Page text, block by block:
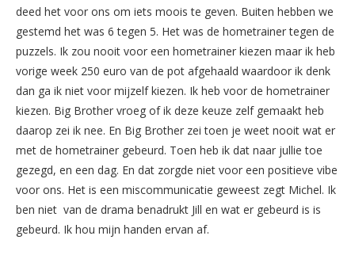
deed het voor ons om iets moois te geven. Buiten hebben we
gestemd het was 6 tegen 5. Het was de hometrainer tegen de
puzzels. Ik zou nooit voor een hometrainer kiezen maar ik heb
vorige week 250 euro van de pot afgehaald waardoor ik denk
dan ga ik niet voor mijzelf kiezen. Ik heb voor de hometrainer
kiezen. Big Brother vroeg of ik deze keuze zelf gemaakt heb
daarop zei ik nee. En Big Brother zei toen je weet nooit wat er
met de hometrainer gebeurd. Toen heb ik dat naar jullie toe
gezegd, en een dag. En dat zorgde niet voor een positieve vibe
voor ons. Het is een miscommunicatie geweest zegt Michel. Ik
ben niet van de drama benadrukt Jill en wat er gebeurd is is
gebeurd. Ik hou mijn handen ervan af.